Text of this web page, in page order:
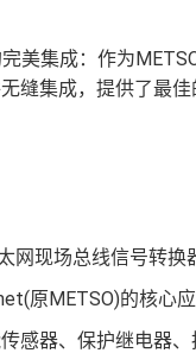
美集成：作为
缝集成，提供了最佳
网现场总线信号转
原METSO)的核心
感器、保护继电器